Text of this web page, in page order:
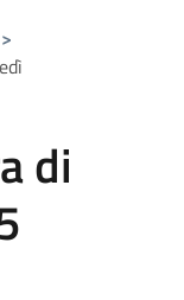
>
di